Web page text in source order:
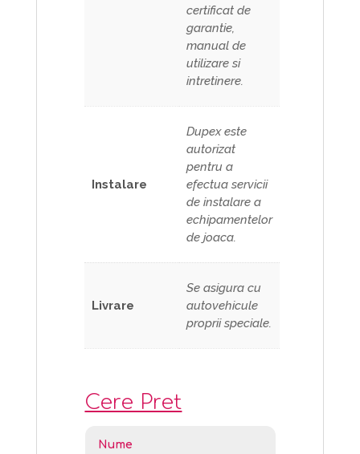
certificat de
garantie,
manual de
utilizare si
intretinere.
Instalare
Dupex este
autorizat
pentru a
efectua servicii
de instalare a
echipamentelor
de joaca.
Livrare
Se asigura cu
autovehicule
proprii speciale.
Cere Pret